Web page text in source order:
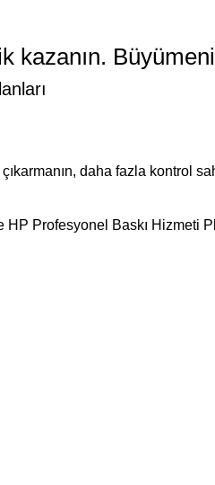
çıkarmanın, daha fazla kontrol
Profesyonel Baskı Hizmeti